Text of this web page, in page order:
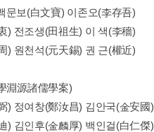
문보(白文寶) 이존오(李存吾)
) 전조생(田祖生) 이 색(李穡)
) 원천석(元天錫) 권 근(權近)
淵源諸儒學案)
) 정여창(鄭汝昌) 김안국(金安國)
) 김인후(金麟厚) 백인걸(白仁傑)